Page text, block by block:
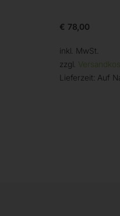
€ 78,00
inkl. MwSt.
zzgl.
Lieferzeit: Auf